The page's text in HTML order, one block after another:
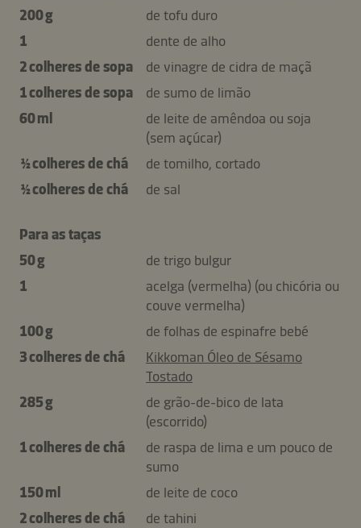
200 g
de tofu duro
1
dente de alho
2 colheres de sopa
de vinagre de cidra de maçã
1 colheres de sopa
de sumo de limão
60 ml
de leite de amêndoa ou soja
(sem açúcar)
½ colheres de chá
de tomilho, cortado
½ colheres de chá
de sal
Para as taças
50 g
de trigo bulgur
1
acelga (vermelha) (ou chicória ou
couve vermelha)
100 g
de folhas de espinafre bebé
3 colheres de chá
Kikkoman Óleo de Sésamo
Tostado
285 g
de grão-de-bico de lata
(escorrido)
1 colheres de chá
de raspa de lima e um pouco de
sumo
150 ml
de leite de coco
2 colheres de chá
de tahini